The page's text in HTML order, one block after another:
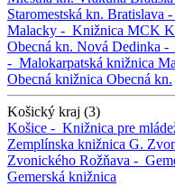
Staromestská kn. Bratislava -
Malacky - Knižnica MCK
Obecná kn. Nová Dedinka -
- Malokarpatská knižnica
Obecná knižnica Obecná kn.
Košický kraj (3)
Košice - Knižnica pre
Zemplínska knižnica G.
Zvonického Rožňava -
Gemerská knižnica